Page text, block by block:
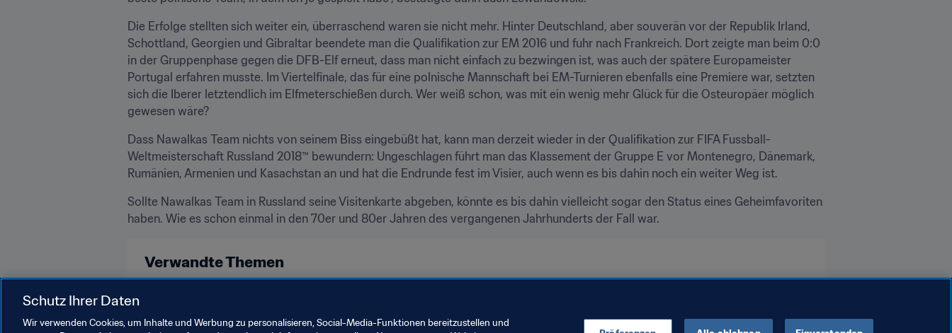
Die Erfolge stellten sich weiter ein, überraschend waren sie nicht mehr. Hinter Deutschland, aber souverän vor der Republik Irland,
Schottland, Georgien und Gibraltar beendete man die Qualifikation zur EM 2016 und fuhr nach Frankreich. Dort zeigte man beim 0:0
in der Gruppenphase gegen die DFB-Elf erneut, dass man nicht einfach zu bezwingen ist, was auch der spätere Europameister
Portugal erfahren musste. Im Viertelfinale, das für eine polnische Mannschaft bei EM-Turnieren ebenfalls eine Premiere war, setzten
sich die Iberer letztendlich im Elfmeterschießen durch. Wer weiß schon, was mit ein wenig mehr Glück für die Osteuropäer möglich
gewesen wäre?
Dass Nawalkas Team nichts von seinem Biss eingebüßt hat, kann man derzeit wieder in der Qualifikation zur FIFA Fussball-
Weltmeisterschaft Russland 2018™ bewundern: Ungeschlagen führt man das Klassement der Gruppe E vor Montenegro, Dänemark,
Rumänien, Armenien und Kasachstan an und hat die Endrunde fest im Visier, auch wenn es bis dahin noch ein weiter Weg ist.
Sollte Nawalkas Team in Russland seine Visitenkarte abgeben, könnte es bis dahin vielleicht sogar den Status eines Geheimfavoriten
haben. Wie es schon einmal in den 70er und 80er Jahren des vergangenen Jahrhunderts der Fall war.
Verwandte Themen
Schutz Ihrer Daten
Wir verwenden Cookies, um Inhalte und Werbung zu personalisieren, Social-Media-Funktionen bereitzustellen und